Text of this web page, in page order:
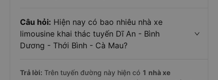
Câu hỏi: Hiện nay có bao nhiêu nhà xe
limousine khai thác tuyến Dĩ An - Bình
Dương - Thới Bình - Cà Mau?
Trả lời: Trên tuyến đường này hiện có 1 nhà xe